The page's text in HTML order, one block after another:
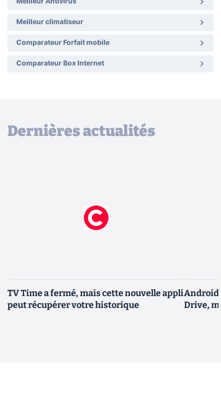
Meilleur Antivirus
Meilleur climatiseur
Comparateur Forfait mobile
Comparateur Box Internet
Dernières actualités
TV Time a fermé, mais cette nouvelle appli
peut récupérer votre historique
Android
Drive,